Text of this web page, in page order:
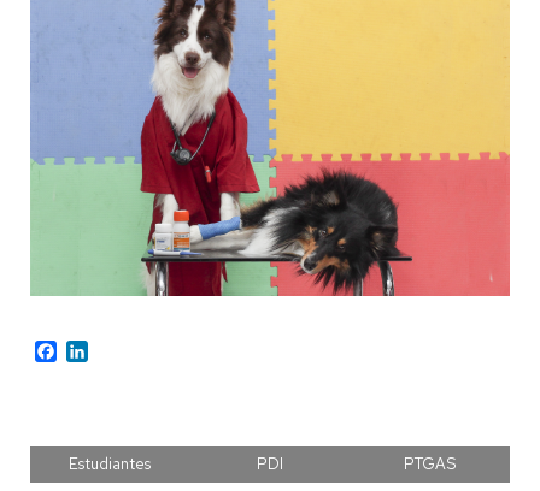
Facebook
Estudiantes PDI PTGAS